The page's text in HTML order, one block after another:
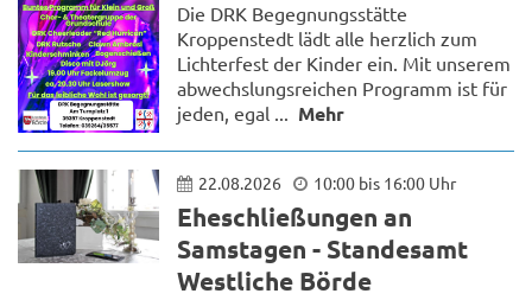
Die DRK Begegnungsstätte
Kroppenstedt lädt alle herzlich zum
Lichterfest der Kinder ein. Mit unserem
abwechslungsreichen Programm ist für
jeden, egal ... Mehr
22.08.2026 10:00 bis 16:00 Uhr
Eheschließungen an
Samstagen - Standesamt
Westliche Börde